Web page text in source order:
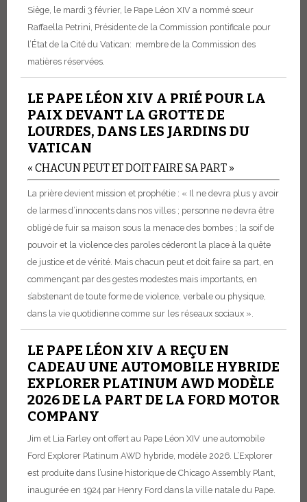
Siège, le mardi 3 février, le Pape Léon XIV a nommé sœur
Raffaella Petrini, Présidente de la Commission pontificale pour
l’État de la Cité du Vatican: membre de la Commission des
matières réservées.
LE PAPE LÉON XIV A PRIÉ POUR LA
PAIX DEVANT LA GROTTE DE
LOURDES, DANS LES JARDINS DU
VATICAN
« CHACUN PEUT ET DOIT FAIRE SA PART »
La prière devient mission et prophétie : « Il ne devra plus y avoir
de larmes d’innocents dans nos villes ; personne ne devra être
obligé de fuir sa maison sous la menace des bombes ; la soif de
pouvoir et la violence des paroles céderont la place à la quête
de justice et de vérité. Mais chacun peut et doit faire sa part, en
commençant par des gestes modestes mais importants, en
s’abstenant de toute forme de violence, verbale ou physique,
dans la vie quotidienne comme sur les réseaux sociaux ».
LE PAPE LÉON XIV A REÇU EN
CADEAU UNE AUTOMOBILE HYBRIDE
EXPLORER PLATINUM AWD MODÈLE
2026 DE LA PART DE LA FORD MOTOR
COMPANY
Jim et Lia Farley ont offert au Pape Léon XIV une automobile
Ford Explorer Platinum AWD hybride, modèle 2026. L’Explorer
est produite dans l’usine historique de Chicago Assembly Plant,
inaugurée en 1924 par Henry Ford dans la ville natale du Pape.